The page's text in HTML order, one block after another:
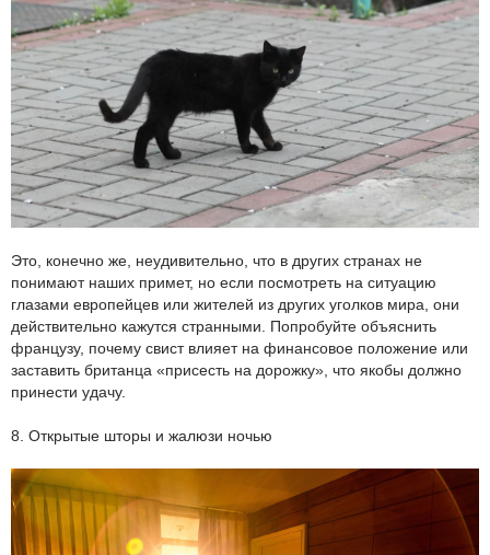
Это, конечно же, неудивительно, что в других странах не
понимают наших примет, но если посмотреть на ситуацию
глазами европейцев или жителей из других уголков мира, они
действительно кажутся странными. Попробуйте объяснить
французу, почему свист влияет на финансовое положение или
заставить британца «присесть на дорожку», что якобы должно
принести удачу.
8. Открытые шторы и жалюзи ночью